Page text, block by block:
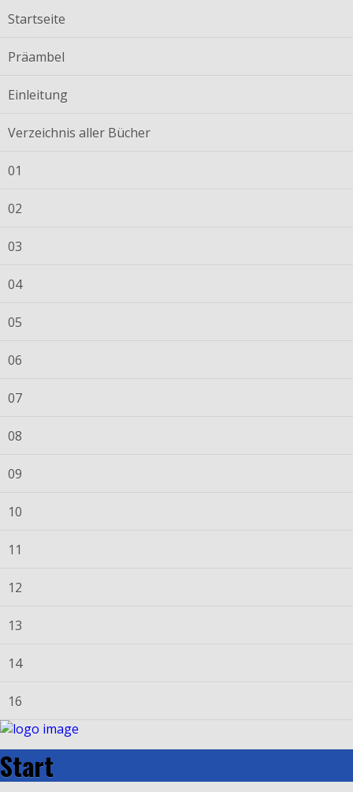
Startseite
Präambel
Einleitung
Verzeichnis aller Bücher
01
02
03
04
05
06
07
08
09
10
11
12
13
14
16
Start